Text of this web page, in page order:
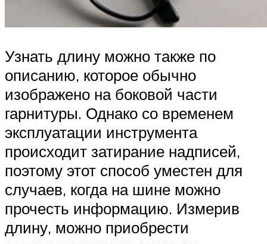
Узнать длину можно также по
описанию, которое обычно
изображено на боковой части
гарнитуры. Однако со временем
эксплуатации инструмента
происходит затирание надписей,
поэтому этот способ уместен для
случаев, когда на шине можно
прочесть информацию. Измерив
длину, можно приобрести